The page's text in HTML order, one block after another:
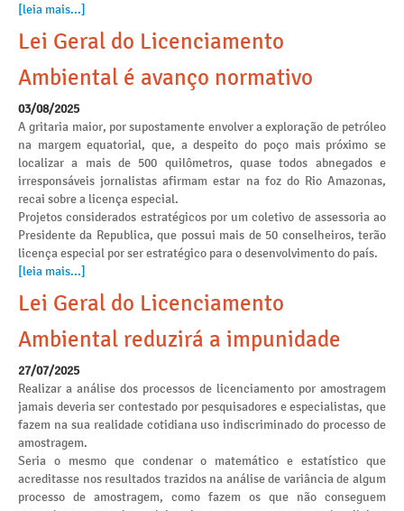
[leia mais...]
Lei Geral do Licenciamento
Ambiental é avanço normativo
03/08/2025
A gritaria maior, por supostamente envolver a exploração de petróleo
na margem equatorial, que, a despeito do poço mais próximo se
localizar a mais de 500 quilômetros, quase todos abnegados e
irresponsáveis jornalistas afirmam estar na foz do Rio Amazonas,
recai sobre a licença especial.
Projetos considerados estratégicos por um coletivo de assessoria ao
Presidente da Republica, que possui mais de 50 conselheiros, terão
licença especial por ser estratégico para o desenvolvimento do país.
[leia mais...]
Lei Geral do Licenciamento
Ambiental reduzirá a impunidade
27/07/2025
Realizar a análise dos processos de licenciamento por amostragem
jamais deveria ser contestado por pesquisadores e especialistas, que
fazem na sua realidade cotidiana uso indiscriminado do processo de
amostragem.
Seria o mesmo que condenar o matemático e estatístico que
acreditasse nos resultados trazidos na análise de variância de algum
processo de amostragem, como fazem os que não conseguem